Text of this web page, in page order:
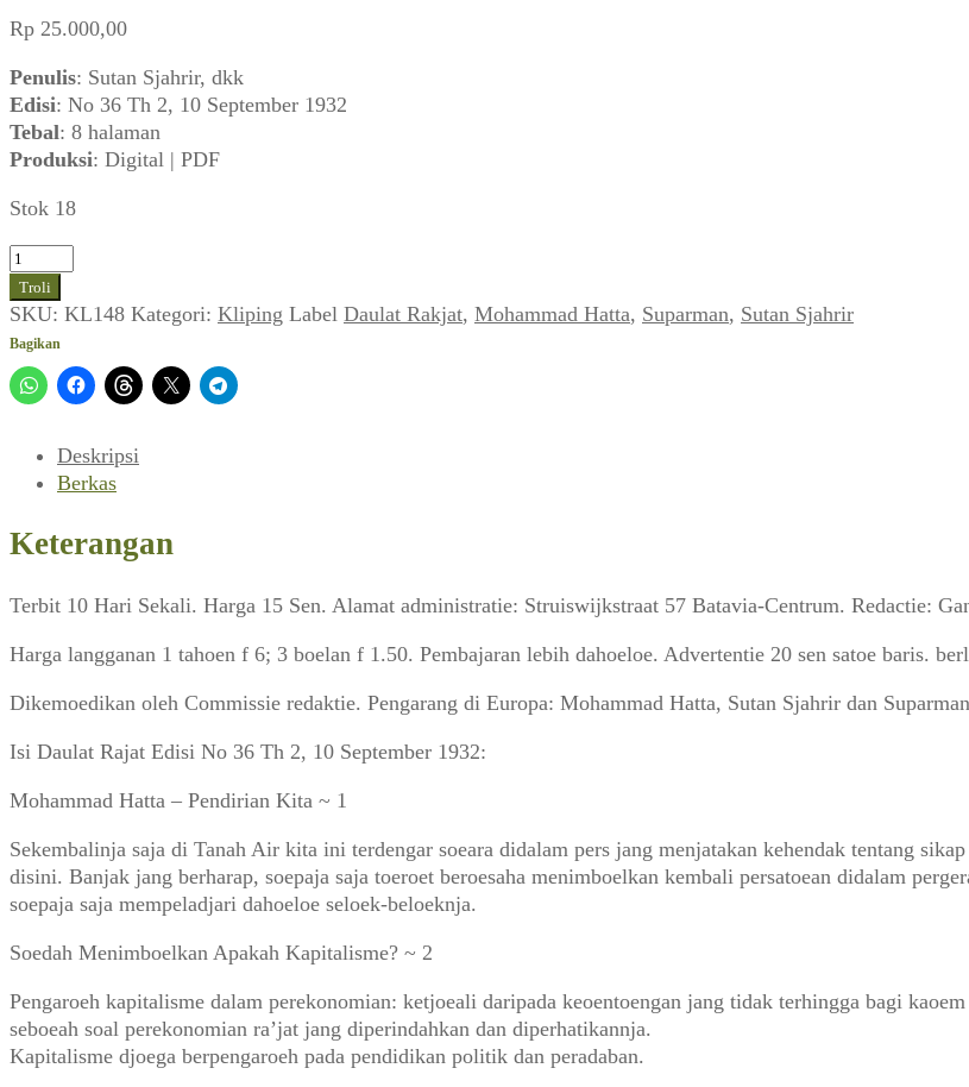
Rp 25.000,00
Penulis: Sutan Sjahrir, dkk
Edisi: No 36 Th 2, 10 September 1932
Tebal: 8 halaman
Produksi: Digital | PDF
Stok 18
Kuantitas
Daulat
Ra'jat
No
36
Th
September
Troli
SKU: KL148 Kategori: Kliping Label Daulat Rakjat, Mohammad Hatta, Suparman, Sutan Sjahrir
Bagikan
Deskripsi
Berkas
Keterangan
Terbit 10 Hari Sekali. Harga 15 Sen. Alamat administratie: Struiswijkstraat 57 Batavia-Centrum. Redactie:
Harga langganan 1 tahoen f 6; 3 boelan f 1.50. Pembajaran lebih dahoeloe. Advertentie 20 sen satoe baris.
Dikemoedikan oleh Commissie redaktie. Pengarang di Europa: Mohammad Hatta, Sutan Sjahrir dan
Isi Daulat Rajat Edisi No 36 Th 2, 10 September 1932:
Mohammad Hatta – Pendirian Kita ~ 1
Sekembalinja saja di Tanah Air kita ini terdengar soeara didalam pers jang menjatakan kehendak tentang
disini. Banjak jang berharap, soepaja saja toeroet beroesaha menimboelkan kembali persatoean didalam
soepaja saja mempeladjari dahoeloe seloek-beloeknja.
Soedah Menimboelkan Apakah Kapitalisme? ~ 2
Pengaroeh kapitalisme dalam perekonomian: ketjoeali daripada keoentoengan jang tidak terhingga bagi
seboeah soal perekonomian ra’jat jang diperindahkan dan diperhatikannja.
Kapitalisme djoega berpengaroeh pada pendidikan politik dan peradaban.